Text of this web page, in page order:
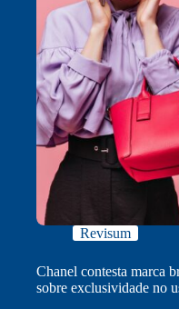
Revisum
Chanel contesta marca
sobre exclusividade no